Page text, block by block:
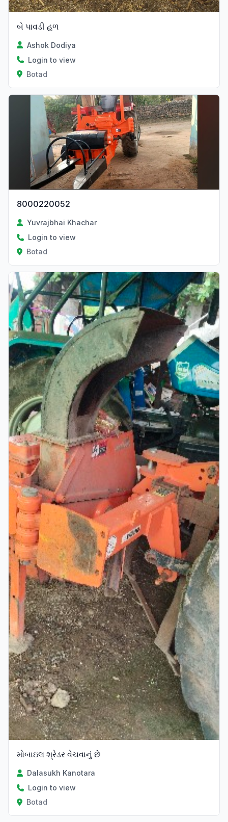
બે પાવડી હળ
Ashok Dodiya
Login to view
Botad
8000220052
Yuvrajbhai Khachar
Login to view
Botad
મોબાઇલ શ્રેડર વેચવાનું છે
Dalasukh Kanotara
Login to view
Botad